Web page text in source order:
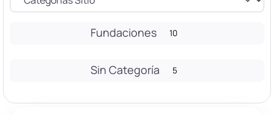
Fundaciones 10
Sin Categoría 5